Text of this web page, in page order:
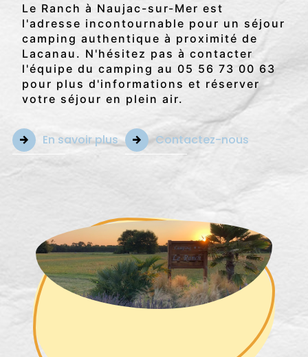
Le Ranch à Naujac-sur-Mer est
l'adresse incontournable pour un séjour
camping authentique à proximité de
Lacanau. N'hésitez pas à contacter
l'équipe du camping au 05 56 73 00 63
pour plus d'informations et réserver
votre séjour en plein air.
En savoir plus Contactez-nous